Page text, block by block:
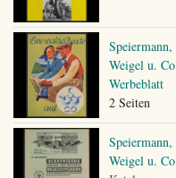
Speiermann,
Weigel u. Co
Werbeblatt
2 Seiten
Speiermann,
Weigel u. Co